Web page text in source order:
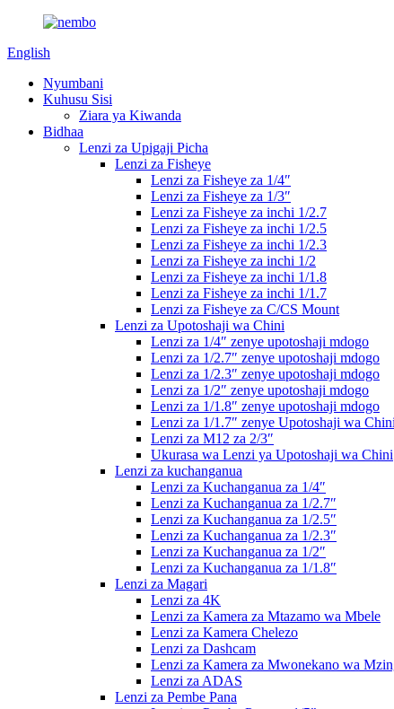
English
Nyumbani
Kuhusu Sisi
Ziara ya Kiwanda
Bidhaa
Lenzi za Upigaji Picha
Lenzi za Fisheye
Lenzi za Fisheye za 1/4″
Lenzi za Fisheye za 1/3″
Lenzi za Fisheye za inchi 1/2.7
Lenzi za Fisheye za inchi 1/2.5
Lenzi za Fisheye za inchi 1/2.3
Lenzi za Fisheye za inchi 1/2
Lenzi za Fisheye za inchi 1/1.8
Lenzi za Fisheye za inchi 1/1.7
Lenzi za Fisheye za C/CS Mount
Lenzi za Upotoshaji wa Chini
Lenzi za 1/4″ zenye upotoshaji mdogo
Lenzi za 1/2.7″ zenye upotoshaji mdogo
Lenzi za 1/2.3″ zenye upotoshaji mdogo
Lenzi za 1/2″ zenye upotoshaji mdogo
Lenzi za 1/1.8″ zenye upotoshaji mdogo
Lenzi za 1/1.7″ zenye Upotoshaji wa Chini
Lenzi za M12 za 2/3″
Ukurasa wa Lenzi ya Upotoshaji wa Chini
Lenzi za kuchanganua
Lenzi za Kuchanganua za 1/4″
Lenzi za Kuchanganua za 1/2.7″
Lenzi za Kuchanganua za 1/2.5″
Lenzi za Kuchanganua za 1/2.3″
Lenzi za Kuchanganua za 1/2″
Lenzi za Kuchanganua za 1/1.8″
Lenzi za Magari
Lenzi za 4K
Lenzi za Kamera za Mtazamo wa Mbele
Lenzi za Kamera Chelezo
Lenzi za Dashcam
Lenzi za Kamera za Mwonekano wa
Lenzi za ADAS
Lenzi za Pembe Pana